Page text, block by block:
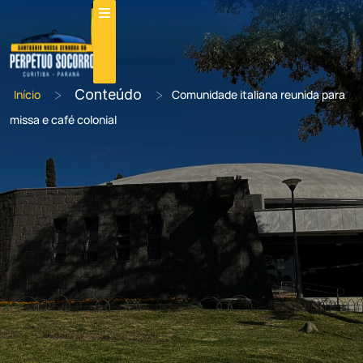
Início > Conteúdo >
Comunidade italiana reunida para
missa e café colonial